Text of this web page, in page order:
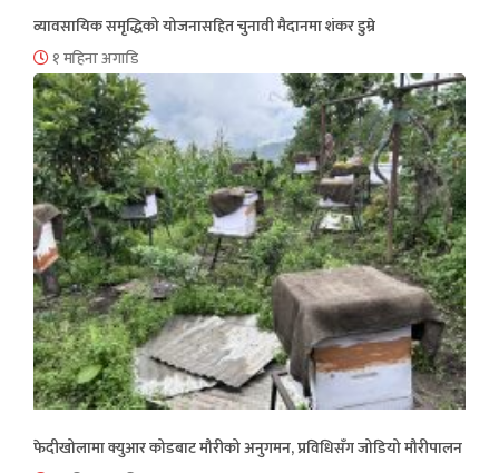
व्यावसायिक समृद्धिको योजनासहित चुनावी मैदानमा शंकर डुम्रे
१ महिना अगाडि
फेदीखोलामा क्युआर कोडबाट मौरीको अनुगमन, प्रविधिसँग जोडियो मौरीपालन